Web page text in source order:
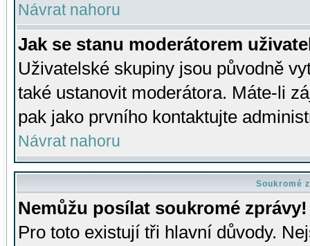
Návrat nahoru
Jak se stanu moderátorem
Uživatelské skupiny jsou původně
také ustanovit moderátora. Máte-li
pak jako prvního kontaktujte
Návrat nahoru
Soukromé
Nemůžu posílat soukromé zprávy!
Pro toto existují tři hlavní důvody.